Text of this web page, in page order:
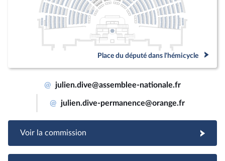
Place du député dans l'hémicycle
@ julien.dive@assemblee-nationale.fr
@ julien.dive-permanence@orange.fr
Voir la commission